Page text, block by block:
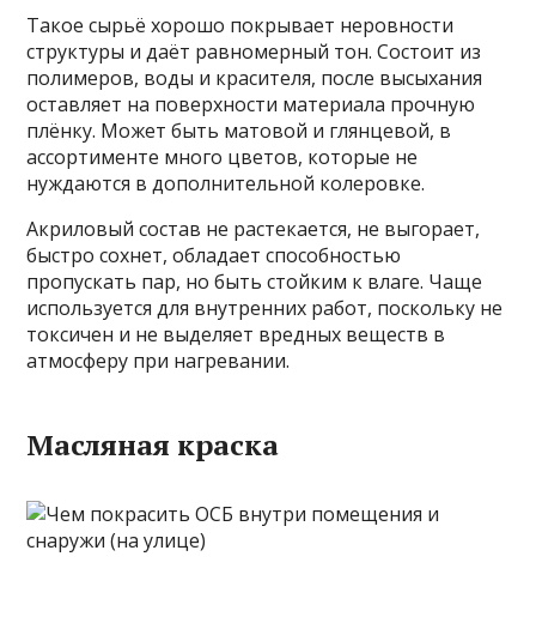
Такое сырьё хорошо покрывает неровности
структуры и даёт равномерный тон. Состоит из
полимеров, воды и красителя, после высыхания
оставляет на поверхности материала прочную
плёнку. Может быть матовой и глянцевой, в
ассортименте много цветов, которые не
нуждаются в дополнительной колеровке.
Акриловый состав не растекается, не выгорает,
быстро сохнет, обладает способностью
пропускать пар, но быть стойким к влаге. Чаще
используется для внутренних работ, поскольку не
токсичен и не выделяет вредных веществ в
атмосферу при нагревании.
Масляная краска